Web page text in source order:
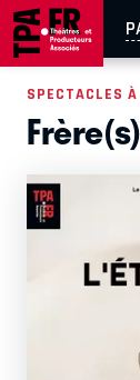
AIX-
EN TOURNÉE
SPECTACLES